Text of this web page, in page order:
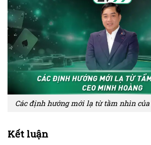
Các định hướng mới lạ từ tầm nhìn của
Kết luận